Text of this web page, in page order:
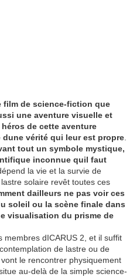
film de science-fiction que
une aventure visuelle et
de cette aventure
dune vérité qui leur est propre
tout un symbole mystique,
inconnue quil faut
la vie et la survie de
solaire revêt toutes ces
dailleurs ne pas voir ces
soleil ou la scène finale dans
visualisation du prisme de
dICARUS 2, et il suffit
de lastre ou de
le rencontrer physiquement
au-delà de la simple science-